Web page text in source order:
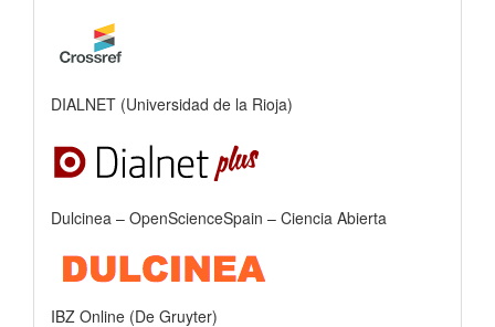
DIALNET (Universidad de la Rioja)
Dulcinea – OpenScienceSpain – Ciencia Abierta
IBZ Online (De Gruyter)